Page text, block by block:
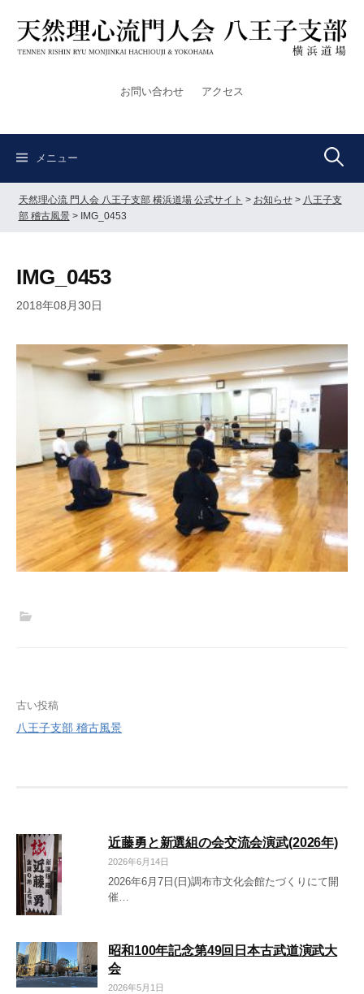
お問い合わせ アクセス
メニュー 検
索:
天然理心流 門人会 八王子支部 横浜道場 公式サイト > お知らせ> 八王子支
部 稽古風景> IMG_0453
IMG_0453
2018年08月30日
投
稿
ー
シ
ョ
ン
古い投稿
八王子支部 稽古風景
近藤勇と新選組の会交流会演武(2026年)
2026年6月14日
2026年6月7日(日)調布市文化会館たづくりにて開
催…
昭和100年記念第49回日本古武道演武大
会
2026年5月1日